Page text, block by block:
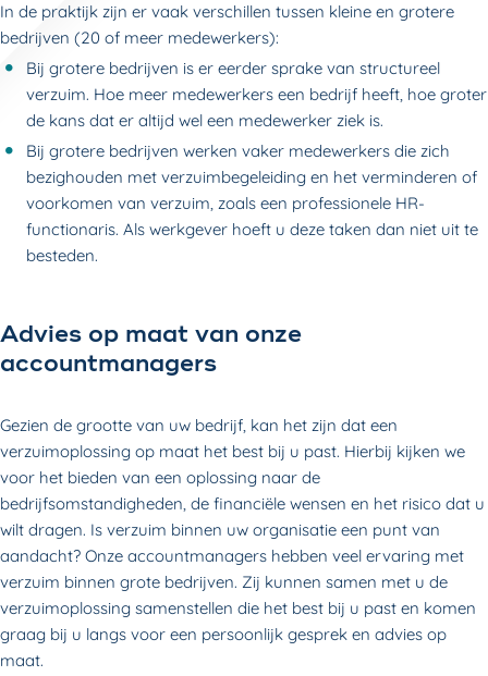
In de praktijk zijn er vaak verschillen tussen kleine en grotere
bedrijven (20 of meer medewerkers):
Bij grotere bedrijven is er eerder sprake van structureel
verzuim. Hoe meer medewerkers een bedrijf heeft, hoe groter
de kans dat er altijd wel een medewerker ziek is.
Bij grotere bedrijven werken vaker medewerkers die zich
bezighouden met verzuimbegeleiding en het verminderen of
voorkomen van verzuim, zoals een professionele HR-
functionaris. Als werkgever hoeft u deze taken dan niet uit te
besteden.
Advies op maat van onze
accountmanagers
Gezien de grootte van uw bedrijf, kan het zijn dat een
verzuimoplossing op maat het best bij u past. Hierbij kijken we
voor het bieden van een oplossing naar de
bedrijfsomstandigheden, de financiële wensen en het risico dat u
wilt dragen. Is verzuim binnen uw organisatie een punt van
aandacht? Onze accountmanagers hebben veel ervaring met
verzuim binnen grote bedrijven. Zij kunnen samen met u de
verzuimoplossing samenstellen die het best bij u past en komen
graag bij u langs voor een persoonlijk gesprek en advies op
maat.